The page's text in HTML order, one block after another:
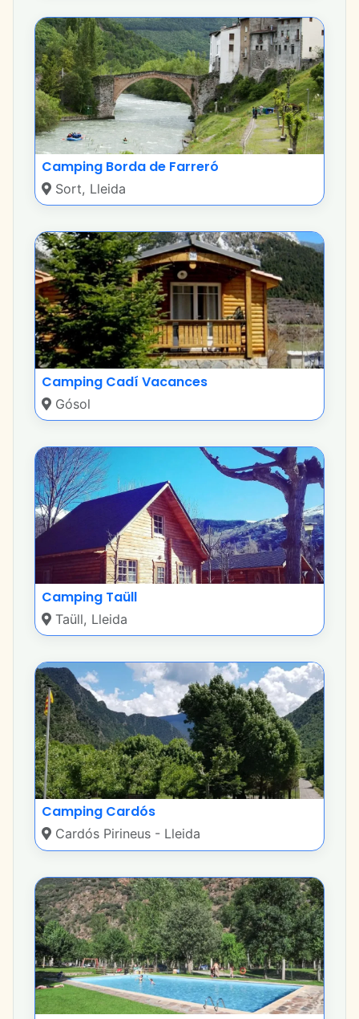
Camping Borda de Farreró
Sort, Lleida
Camping Cadí Vacances
Gósol
Camping Taüll
Taüll, Lleida
Camping Cardós
Cardós Pirineus - Lleida